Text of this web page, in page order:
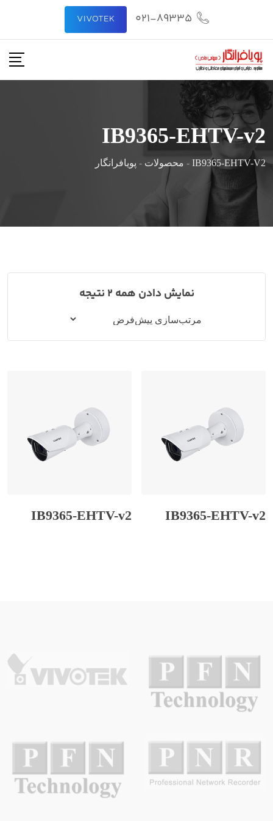
محتوا
021-89335
VIVOTEK
IB9365-EHTV-v2
IB9365-EHTV-V2
- محصولات - پویافرانگار
نمایش دادن همه 2 نتیجه
IB9365-EHTV-v2
IB9365-EHTV-v2